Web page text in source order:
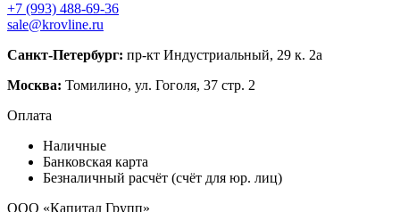
+7 (993) 488-69-36
sale@krovline.ru
Санкт-Петербург: пр-кт Индустриальный, 29 к. 2а
Москва: Томилино, ул. Гоголя, 37 стр. 2
Оплата
Наличные
Банковская карта
Безналичный расчёт (счёт для юр. лиц)
ООО «Капитал Групп»